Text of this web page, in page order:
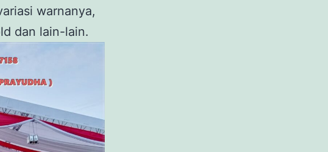
warnanya,
dan lain-lain.